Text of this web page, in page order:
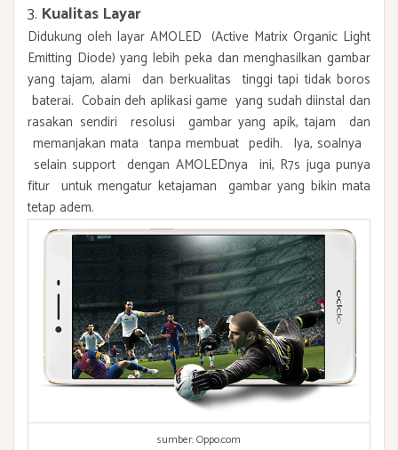
3. Kualitas Layar
Didukung oleh layar AMOLED (Active Matrix Organic Light
Emitting Diode) yang lebih peka dan menghasilkan gambar
yang tajam, alami dan berkualitas tinggi tapi tidak boros
baterai. Cobain deh aplikasi game yang sudah diinstal dan
rasakan sendiri resolusi gambar yang apik, tajam dan
memanjakan mata tanpa membuat pedih. Iya, soalnya
selain support dengan AMOLEDnya ini, R7s juga punya
fitur untuk mengatur ketajaman gambar yang bikin mata
tetap adem.
sumber: Oppo.com